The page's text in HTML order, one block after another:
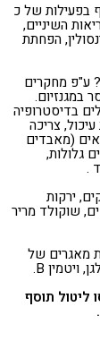
בפעילות של כ
השיניים,
הפחתת
? ע"פ מחקרים
במגנזיום.
בדיסטרופיה
צריכה
(מאבדים
גלולות,
.
ירקות
שוקולד מריר
מאגרים של
ליטול תוסף